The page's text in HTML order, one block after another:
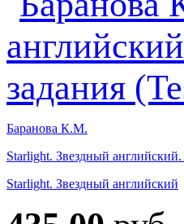
Баранова К.М.
Starlight. Звездный
Starlight. Звездный английский